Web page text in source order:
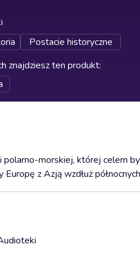
Postacie historyczne
znajdziesz ten produkt:
morskiej, której celem
z Azją wzdłuż